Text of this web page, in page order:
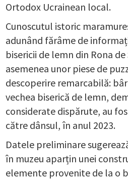
Ortodox Ucrainean local.
Cunoscutul istoric
adunând fărâme de
bisericii de lemn din Rona
asemenea unor piese de
descoperire remarcabilă:
vechea biserică de lemn,
considerate dispărute, au
către dânsul, în anul 2023.
Datele preliminare
în muzeu aparțin unei
elemente provenite de la o